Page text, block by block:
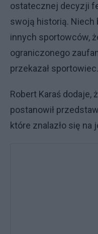
ostatecznej decyzji
swoją historią. Niech
innych sportowców,
ograniczonego
przekazał sportowiec.
Robert Karaś dodaje,
postanowił
które znalazło się na